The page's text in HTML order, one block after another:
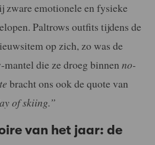
zware emotionele en fysieke
Paltrows outfits tijdens de
op zich, zo was de
die ze droeg binnen no-
bracht ons ook de quote van
of skiing.”
van het jaar: de